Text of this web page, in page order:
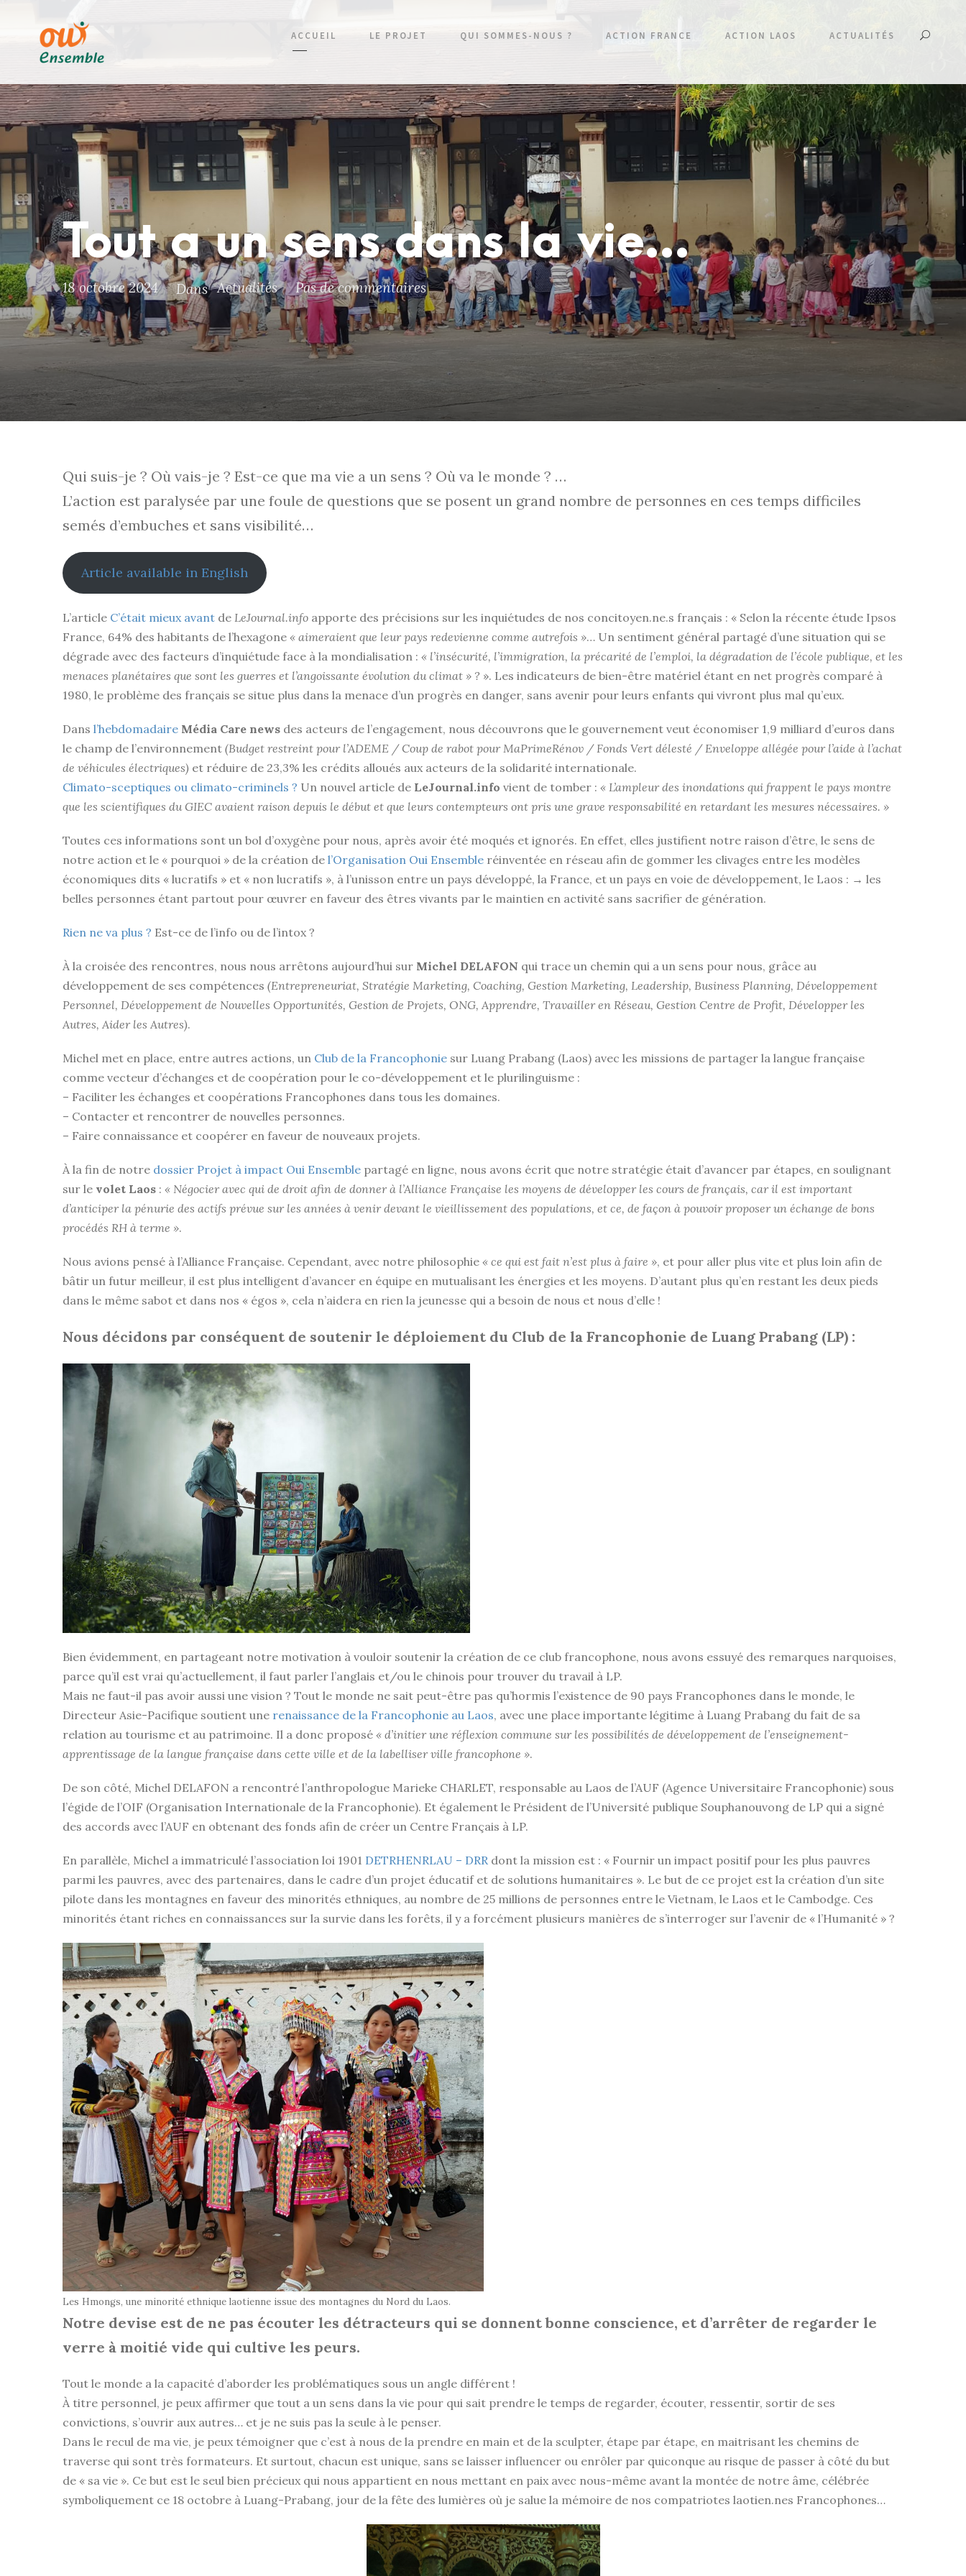
ACCUEIL LE PROJET QUI SOMMES-NOUS ? ACTION FRANCE ACTION LAOS ACTUALITÉS
Tout a un sens dans la vie…
18 octobre 2024 Dans Actualités Pas de commentaires
Qui suis-je ? Où vais-je ? Est-ce que ma vie a un sens ? Où va le monde ? …
L’action est paralysée par une foule de questions que se posent un grand nombre de personnes en ces temps difficiles
semés d’embuches et sans visibilité…
Article available in English
L’article C’était mieux avant de LeJournal.info apporte des précisions sur les inquiétudes de nos concitoyen.ne.s français : « Selon la récente étude Ipsos
France, 64% des habitants de l’hexagone « aimeraient que leur pays redevienne comme autrefois »… Un sentiment général partagé d’une situation qui se
dégrade avec des facteurs d’inquiétude face à la mondialisation : « l’insécurité, l’immigration, la précarité de l’emploi, la dégradation de l’école publique, et les
menaces planétaires que sont les guerres et l’angoissante évolution du climat » ? ». Les indicateurs de bien-être matériel étant en net progrès comparé à
1980, le problème des français se situe plus dans la menace d’un progrès en danger, sans avenir pour leurs enfants qui vivront plus mal qu’eux.
Dans l’hebdomadaire Média Care news des acteurs de l’engagement, nous découvrons que le gouvernement veut économiser 1,9 milliard d’euros dans
le champ de l’environnement (Budget restreint pour l’ADEME / Coup de rabot pour MaPrimeRénov / Fonds Vert délesté / Enveloppe allégée pour l’aide à l’achat
de véhicules électriques) et réduire de 23,3% les crédits alloués aux acteurs de la solidarité internationale.
Climato-sceptiques ou climato-criminels ? Un nouvel article de LeJournal.info vient de tomber : « L’ampleur des inondations qui frappent le pays montre
que les scientifiques du GIEC avaient raison depuis le début et que leurs contempteurs ont pris une grave responsabilité en retardant les mesures nécessaires. »
Toutes ces informations sont un bol d’oxygène pour nous, après avoir été moqués et ignorés. En effet, elles justifient notre raison d’être, le sens de
notre action et le « pourquoi » de la création de l’Organisation Oui Ensemble réinventée en réseau afin de gommer les clivages entre les modèles
économiques dits « lucratifs » et « non lucratifs », à l’unisson entre un pays développé, la France, et un pays en voie de développement, le Laos : → les
belles personnes étant partout pour œuvrer en faveur des êtres vivants par le maintien en activité sans sacrifier de génération.
Rien ne va plus ? Est-ce de l’info ou de l’intox ?
À la croisée des rencontres, nous nous arrêtons aujourd’hui sur Michel DELAFON qui trace un chemin qui a un sens pour nous, grâce au
développement de ses compétences (Entrepreneuriat, Stratégie Marketing, Coaching, Gestion Marketing, Leadership, Business Planning, Développement
Personnel, Développement de Nouvelles Opportunités, Gestion de Projets, ONG, Apprendre, Travailler en Réseau, Gestion Centre de Profit, Développer les
Autres, Aider les Autres).
Michel met en place, entre autres actions, un Club de la Francophonie sur Luang Prabang (Laos) avec les missions de partager la langue française
comme vecteur d’échanges et de coopération pour le co-développement et le plurilinguisme :
– Faciliter les échanges et coopérations Francophones dans tous les domaines.
– Contacter et rencontrer de nouvelles personnes.
– Faire connaissance et coopérer en faveur de nouveaux projets.
À la fin de notre dossier Projet à impact Oui Ensemble partagé en ligne, nous avons écrit que notre stratégie était d’avancer par étapes, en soulignant
sur le volet Laos : « Négocier avec qui de droit afin de donner à l’Alliance Française les moyens de développer les cours de français, car il est important
d’anticiper la pénurie des actifs prévue sur les années à venir devant le vieillissement des populations, et ce, de façon à pouvoir proposer un échange de bons
procédés RH à terme ».
Nous avions pensé à l’Alliance Française. Cependant, avec notre philosophie « ce qui est fait n’est plus à faire », et pour aller plus vite et plus loin afin de
bâtir un futur meilleur, il est plus intelligent d’avancer en équipe en mutualisant les énergies et les moyens. D’autant plus qu’en restant les deux pieds
dans le même sabot et dans nos « égos », cela n’aidera en rien la jeunesse qui a besoin de nous et nous d’elle !
Nous décidons par conséquent de soutenir le déploiement du Club de la Francophonie de Luang Prabang (LP) :
Bien évidemment, en partageant notre motivation à vouloir soutenir la création de ce club francophone, nous avons essuyé des remarques narquoises,
parce qu’il est vrai qu’actuellement, il faut parler l’anglais et/ou le chinois pour trouver du travail à LP.
Mais ne faut-il pas avoir aussi une vision ? Tout le monde ne sait peut-être pas qu’hormis l’existence de 90 pays Francophones dans le monde, le
Directeur Asie-Pacifique soutient une renaissance de la Francophonie au Laos, avec une place importante légitime à Luang Prabang du fait de sa
relation au tourisme et au patrimoine. Il a donc proposé « d’initier une réflexion commune sur les possibilités de développement de l’enseignement-
apprentissage de la langue française dans cette ville et de la labelliser ville francophone ».
De son côté, Michel DELAFON a rencontré l’anthropologue Marieke CHARLET, responsable au Laos de l’AUF (Agence Universitaire Francophonie) sous
l’égide de l’OIF (Organisation Internationale de la Francophonie). Et également le Président de l’Université publique Souphanouvong de LP qui a signé
des accords avec l’AUF en obtenant des fonds afin de créer un Centre Français à LP.
En parallèle, Michel a immatriculé l’association loi 1901 DETRHENRLAU – DRR dont la mission est : « Fournir un impact positif pour les plus pauvres
parmi les pauvres, avec des partenaires, dans le cadre d’un projet éducatif et de solutions humanitaires ». Le but de ce projet est la création d’un site
pilote dans les montagnes en faveur des minorités ethniques, au nombre de 25 millions de personnes entre le Vietnam, le Laos et le Cambodge. Ces
minorités étant riches en connaissances sur la survie dans les forêts, il y a forcément plusieurs manières de s’interroger sur l’avenir de « l’Humanité » ?
Les Hmongs, une minorité ethnique laotienne issue des montagnes du Nord du Laos.
Notre devise est de ne pas écouter les détracteurs qui se donnent bonne conscience, et d’arrêter de regarder le
verre à moitié vide qui cultive les peurs.
Tout le monde a la capacité d’aborder les problématiques sous un angle différent !
À titre personnel, je peux affirmer que tout a un sens dans la vie pour qui sait prendre le temps de regarder, écouter, ressentir, sortir de ses
convictions, s’ouvrir aux autres… et je ne suis pas la seule à le penser.
Dans le recul de ma vie, je peux témoigner que c’est à nous de la prendre en main et de la sculpter, étape par étape, en maitrisant les chemins de
traverse qui sont très formateurs. Et surtout, chacun est unique, sans se laisser influencer ou enrôler par quiconque au risque de passer à côté du but
de « sa vie ». Ce but est le seul bien précieux qui nous appartient en nous mettant en paix avec nous-même avant la montée de notre âme, célébrée
symboliquement ce 18 octobre à Luang-Prabang, jour de la fête des lumières où je salue la mémoire de nos compatriotes laotien.nes Francophones…